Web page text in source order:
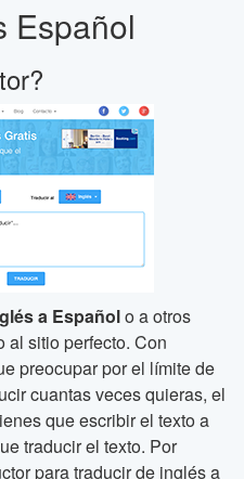
Español
a Españolo a otros
al sitio perfecto. Con
preocupar por el límite de
cuantas veces quieras, el
que escribir el texto a
traducir el texto. Por
para traducir de inglés a